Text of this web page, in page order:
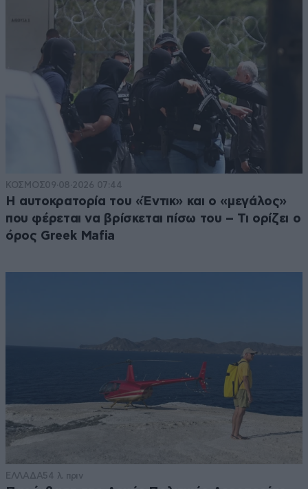
ΚΟΣΜΟΣ09·08·2026 07:44
Η αυτοκρατορία του «Έντικ» και ο «μεγάλος»
που φέρεται να βρίσκεται πίσω του – Τι ορίζει ο
όρος Greek Mafia
ΕΛΛΑΔΑ54 λ. πριν